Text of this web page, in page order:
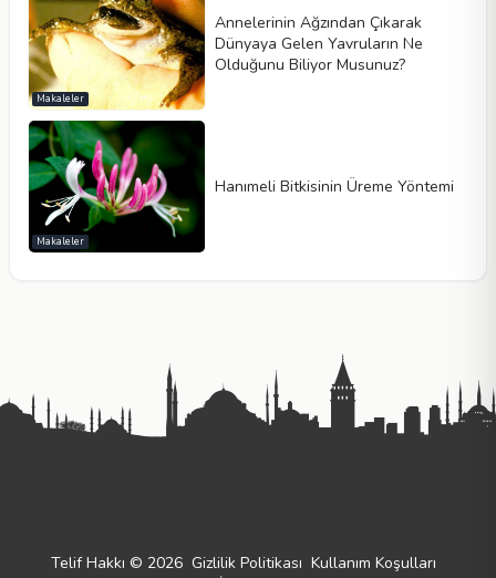
Makaleler
Annelerinin Ağzından Çıkarak
Dünyaya Gelen Yavruların Ne
Olduğunu Biliyor Musunuz?
Makaleler
Hanımeli Bitkisinin Üreme Yöntemi
Telif Hakkı © 2026 Gizlilik Politikası Kullanım Koşulları